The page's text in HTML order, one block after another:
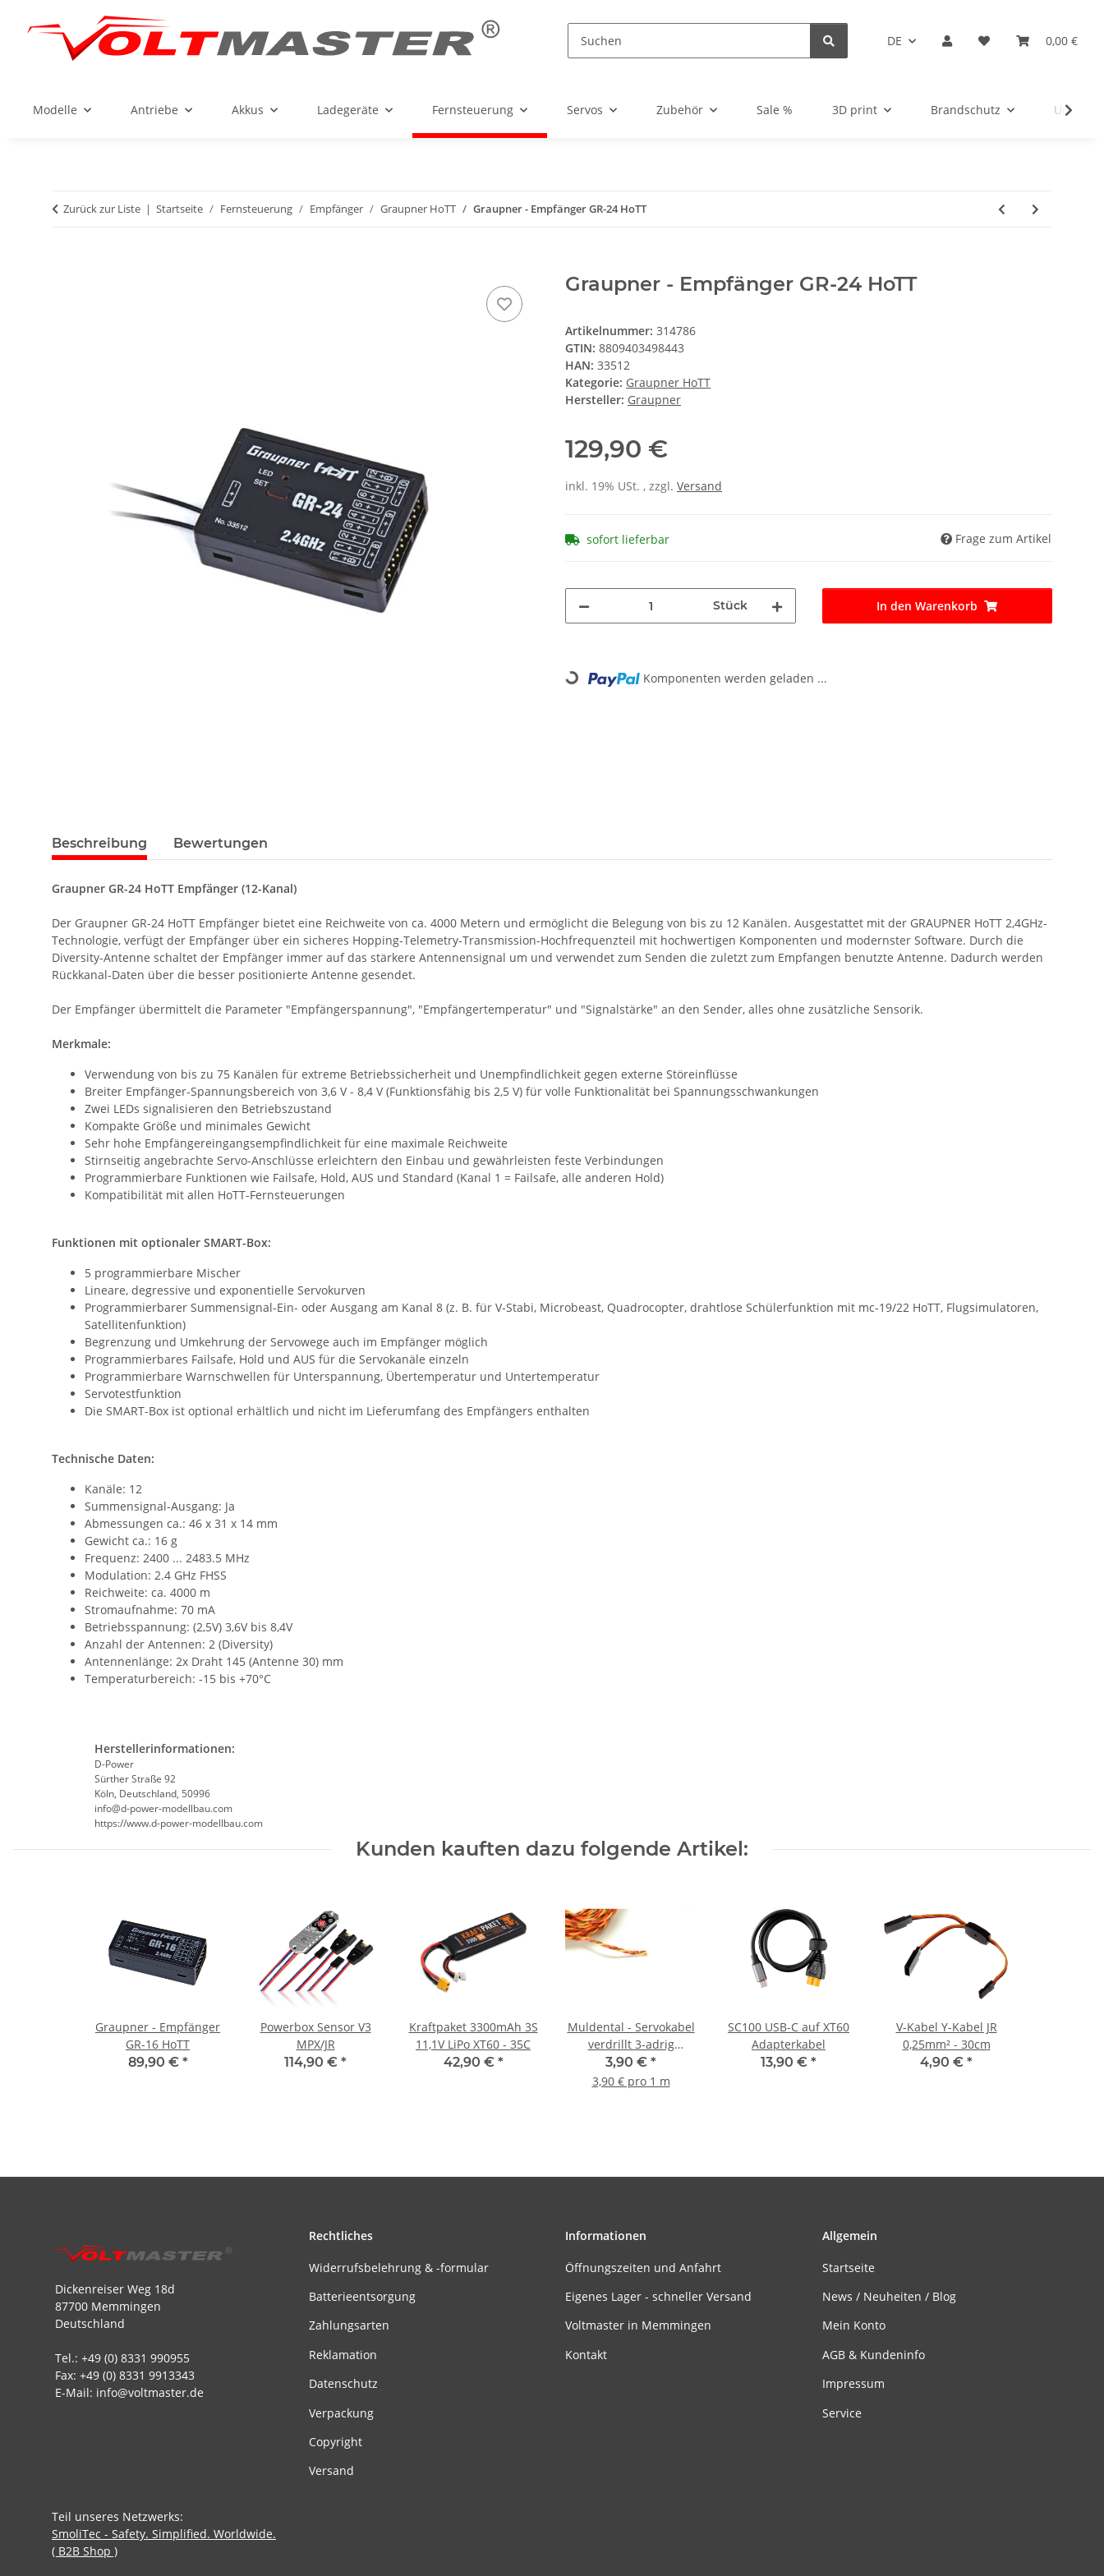
DE 0,00 €
Modelle Antriebe Akkus Ladegeräte Fernsteuerung Servos Zubehör Sale % 3D print Brandschutz
Zurück zur Liste Startseite Fernsteuerung Empfänger Graupner HoTT Graupner - Empfänger GR-24 HoTT
Graupner - Empfänger GR-24 HoTT
Artikelnummer: 314786
GTIN: 8809403498443
HAN: 33512
Kategorie: Graupner HoTT
Hersteller: Graupner
129,90 €
inkl. 19% USt. , zzgl. Versand
sofort lieferbar Frage zum Artikel
Stück In den Warenkorb
Loading... Komponenten werden geladen ...
Beschreibung Bewertungen
Graupner GR-24 HoTT Empfänger (12-Kanal)
Der Graupner GR-24 HoTT Empfänger bietet eine Reichweite von ca. 4000 Metern und ermöglicht die Belegung von bis zu 12 Kanälen. Ausgestattet mit der GRAUPNER HoTT 2,4GHz-
Technologie, verfügt der Empfänger über ein sicheres Hopping-Telemetry-Transmission-Hochfrequenzteil mit hochwertigen Komponenten und modernster Software. Durch die
Diversity-Antenne schaltet der Empfänger immer auf das stärkere Antennensignal um und verwendet zum Senden die zuletzt zum Empfangen benutzte Antenne. Dadurch werden
Rückkanal-Daten über die besser positionierte Antenne gesendet.
Der Empfänger übermittelt die Parameter "Empfängerspannung", "Empfängertemperatur" und "Signalstärke" an den Sender, alles ohne zusätzliche Sensorik.
Merkmale:
Verwendung von bis zu 75 Kanälen für extreme Betriebssicherheit und Unempfindlichkeit gegen externe Störeinflüsse
Breiter Empfänger-Spannungsbereich von 3,6 V - 8,4 V (Funktionsfähig bis 2,5 V) für volle Funktionalität bei Spannungsschwankungen
Zwei LEDs signalisieren den Betriebszustand
Kompakte Größe und minimales Gewicht
Sehr hohe Empfängereingangsempfindlichkeit für eine maximale Reichweite
Stirnseitig angebrachte Servo-Anschlüsse erleichtern den Einbau und gewährleisten feste Verbindungen
Programmierbare Funktionen wie Failsafe, Hold, AUS und Standard (Kanal 1 = Failsafe, alle anderen Hold)
Kompatibilität mit allen HoTT-Fernsteuerungen
Funktionen mit optionaler SMART-Box:
5 programmierbare Mischer
Lineare, degressive und exponentielle Servokurven
Programmierbarer Summensignal-Ein- oder Ausgang am Kanal 8 (z. B. für V-Stabi, Microbeast, Quadrocopter, drahtlose Schülerfunktion mit mc-19/22 HoTT, Flugsimulatoren,
Satellitenfunktion)
Begrenzung und Umkehrung der Servowege auch im Empfänger möglich
Programmierbares Failsafe, Hold und AUS für die Servokanäle einzeln
Programmierbare Warnschwellen für Unterspannung, Übertemperatur und Untertemperatur
Servotestfunktion
Die SMART-Box ist optional erhältlich und nicht im Lieferumfang des Empfängers enthalten
Technische Daten:
Kanäle: 12
Summensignal-Ausgang: Ja
Abmessungen ca.: 46 x 31 x 14 mm
Gewicht ca.: 16 g
Frequenz: 2400 ... 2483.5 MHz
Modulation: 2.4 GHz FHSS
Reichweite: ca. 4000 m
Stromaufnahme: 70 mA
Betriebsspannung: (2,5V) 3,6V bis 8,4V
Anzahl der Antennen: 2 (Diversity)
Antennenlänge: 2x Draht 145 (Antenne 30) mm
Temperaturbereich: -15 bis +70°C
Herstellerinformationen:
D-Power
Sürther Straße 92
Köln, Deutschland, 50996
info@d-power-modellbau.com
https://www.d-power-modellbau.com
Kunden kauften dazu folgende Artikel:
Graupner - Empfänger
GR-16 HoTT
89,90 € *
Powerbox Sensor V3
MPX/JR
114,90 € *
Kraftpaket 3300mAh 3S
11,1V LiPo XT60 - 35C
42,90 € *
Muldental - Servokabel
verdrillt 3-adrig
0,35mm² Silikon -
100cm
3,90 € *
3,90 € pro 1 m
SC100 USB-C auf XT60
Adapterkabel
13,90 € *
V-Kabel Y-Kabel JR
0,25mm² - 30cm
4,90 € *
Dickenreiser Weg 18d
87700 Memmingen
Deutschland
Tel.: +49 (0) 8331 990955
Fax: +49 (0) 8331 9913343
E-Mail: info@voltmaster.de
Rechtliches
Widerrufsbelehrung & -formular
Batterieentsorgung
Zahlungsarten
Reklamation
Datenschutz
Verpackung
Copyright
Versand
Informationen
Öffnungszeiten und Anfahrt
Eigenes Lager - schneller Versand
Voltmaster in Memmingen
Kontakt
Allgemein
Startseite
News / Neuheiten / Blog
Mein Konto
AGB & Kundeninfo
Impressum
Service
Teil unseres Netzwerks:
SmoliTec - Safety. Simplified. Worldwide.
( B2B Shop )